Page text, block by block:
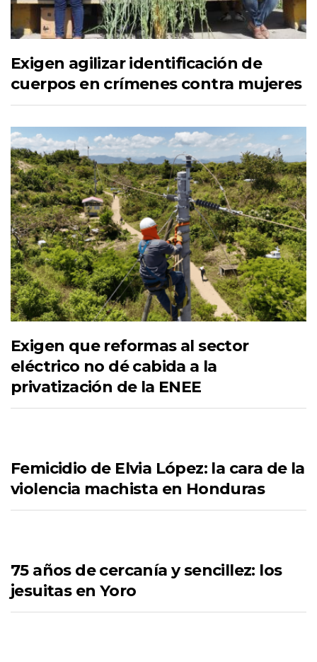
Exigen agilizar identificación de
cuerpos en crímenes contra mujeres
Exigen que reformas al sector
eléctrico no dé cabida a la
privatización de la ENEE
Femicidio de Elvia López: la cara de la
violencia machista en Honduras
75 años de cercanía y sencillez: los
jesuitas en Yoro